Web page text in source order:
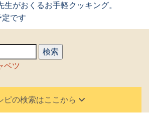
がおくるお手軽クッキング。
です
ベツ
ピの検索はここから